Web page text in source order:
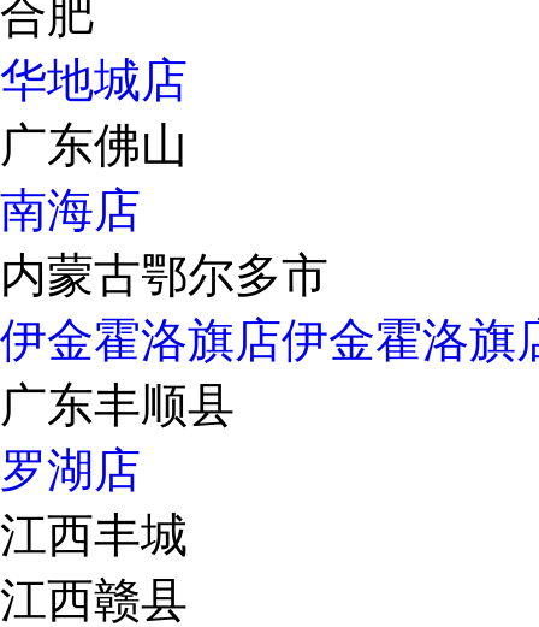
合肥
华地城店
广东佛山
南海店
内蒙古鄂尔多市
伊金霍洛旗店伊金霍洛旗
广东丰顺县
罗湖店
江西丰城
江西赣县